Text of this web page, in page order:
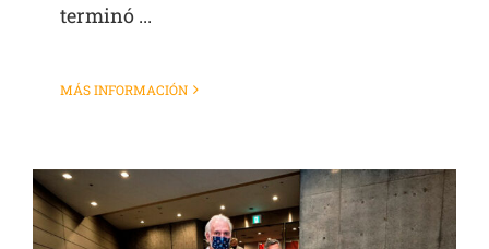
terminó ...
MÁS INFORMACIÓN